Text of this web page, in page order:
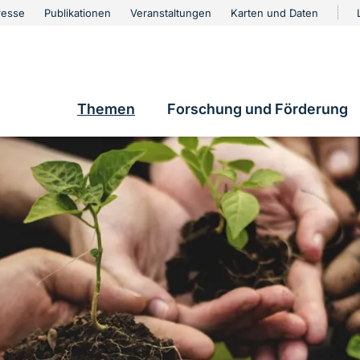
Publikationen Veranstaltungen Karten und Daten
Hauptnavigation
Themen Forschung und Förderung